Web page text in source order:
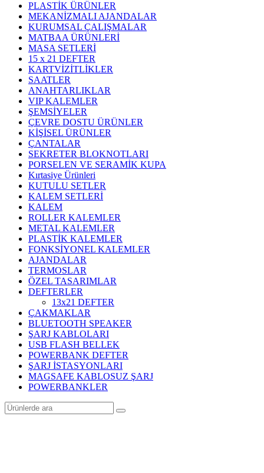
PLASTİK ÜRÜNLER
MEKANİZMALI AJANDALAR
KURUMSAL ÇALIŞMALAR
MATBAA ÜRÜNLERİ
MASA SETLERİ
15 x 21 DEFTER
KARTVİZİTLİKLER
SAATLER
ANAHTARLIKLAR
VIP KALEMLER
ŞEMSİYELER
ÇEVRE DOSTU ÜRÜNLER
KİŞİSEL ÜRÜNLER
ÇANTALAR
SEKRETER BLOKNOTLARI
PORSELEN VE SERAMİK KUPA
Kırtasiye Ürünleri
KUTULU SETLER
KALEM SETLERİ
KALEM
ROLLER KALEMLER
METAL KALEMLER
PLASTİK KALEMLER
FONKSİYONEL KALEMLER
AJANDALAR
TERMOSLAR
ÖZEL TASARIMLAR
DEFTERLER
13x21 DEFTER
ÇAKMAKLAR
BLUETOOTH SPEAKER
ŞARJ KABLOLARI
USB FLASH BELLEK
POWERBANK DEFTER
ŞARJ İSTASYONLARI
MAGSAFE KABLOSUZ ŞARJ
POWERBANKLER